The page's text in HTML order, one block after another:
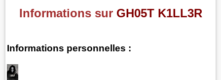
Informations sur GH05T K1LL3R
Informations personnelles :